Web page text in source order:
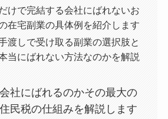
けで完結する会社にばれないお
在宅副業の具体例を紹介します
渡しで受け取る副業の選択肢と
当にばれない方法なのかを解説
社にばれるのかその最大の
民税の仕組みを解説します